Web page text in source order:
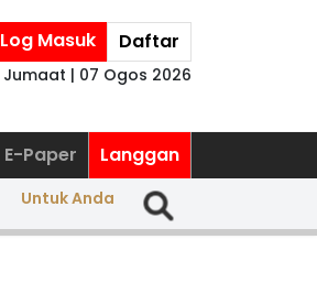
Log Masuk Daftar
Jumaat | 07 Ogos 2026
E-Paper Langgan
Untuk Anda